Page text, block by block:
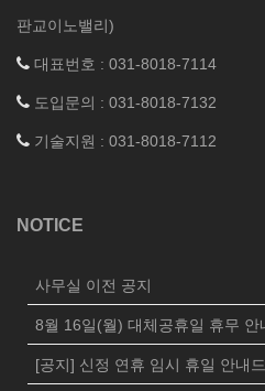
판교이노밸리)
대표번호 : 031-8018-7114
도입문의 : 031-8018-7132
기술지원 : 031-8018-7112
NOTICE
사무실 이전 공지
8월 16일(월) 대체공휴일 휴무 안
[공지] 신정 연휴 임시 휴일 안내